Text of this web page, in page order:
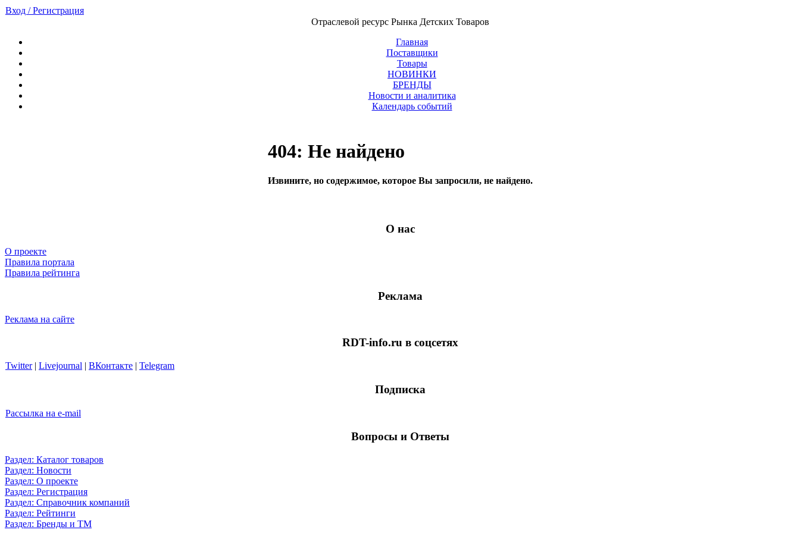
Вход / Регистрация
Отраслевой ресурс Рынка Детских Товаров
Главная
Поставщики
Товары
НОВИНКИ
БРЕНДЫ
Новости и аналитика
Календарь событий
404: Не найдено
Извините, но содержимое, которое Вы запросили, не найдено.
О нас
О проекте
Правила портала
Правила рейтинга
Реклама
Реклама на сайте
RDT-info.ru в соцсетях
Twitter| Livejournal | ВКонтакте | Telegram
Подписка
Рассылка на e-mail
Вопросы и Ответы
Раздел: Каталог товаров
Раздел: Новости
Раздел: О проекте
Раздел: Регистрация
Раздел: Справочник компаний
Раздел: Рейтинги
Раздел: Бренды и ТМ